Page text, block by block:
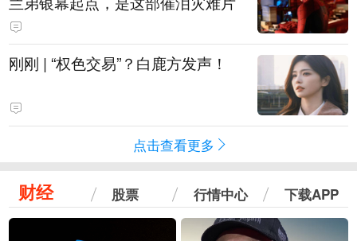
刚刚 | “权色交易”？白鹿方发声！
点击查看更多
财经 股票 行情中心 下载APP